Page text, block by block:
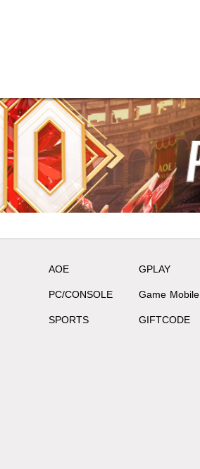
AOE
PC/CONSOLE
SPORTS
GPLAY
Game Mobile
GIFTCODE